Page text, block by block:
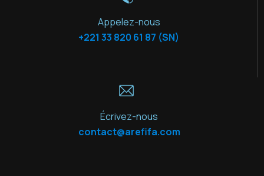
Appelez-nous
+221 33 820 61 87 (SN)
Écrivez-nous
contact@arefifa.com